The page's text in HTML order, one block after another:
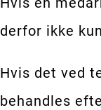
derfor ikke
Hvis det ved
behandles